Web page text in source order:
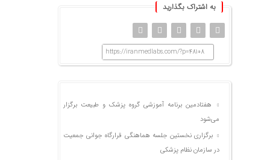
به اشتراک بگذارید
https://iranmedlabs.com/?p=48108
هفتادمین برنامه آموزشی گروه پزشک و طبیعت برگزار
می‌شود
برگزاری نخستین جلسه هماهنگی قرارگاه جوانی جمعیت
در سازمان نظام پزشکی